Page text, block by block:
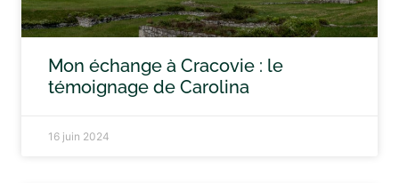
Mon échange à Cracovie : le
témoignage de Carolina
16 juin 2024